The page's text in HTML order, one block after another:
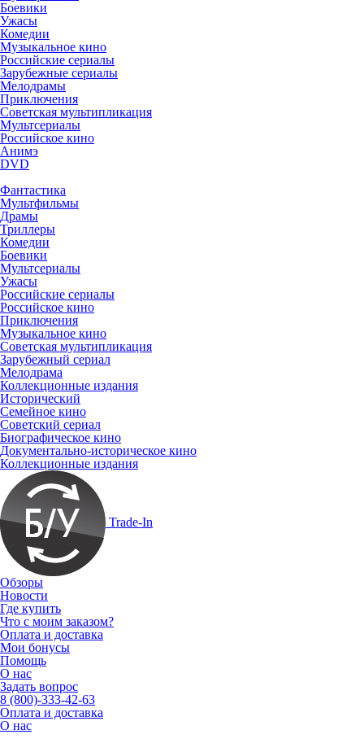
Боевики
Ужасы
Комедии
Музыкальное кино
Российские сериалы
Зарубежные сериалы
Мелодрамы
Приключения
Советская мультипликация
Мультсериалы
Российское кино
Анимэ
DVD
Фантастика
Мультфильмы
Драмы
Триллеры
Комедии
Боевики
Мультсериалы
Ужасы
Российские сериалы
Российское кино
Приключения
Музыкальное кино
Советская мультипликация
Зарубежный сериал
Мелодрама
Коллекционные издания
Исторический
Семейное кино
Советский сериал
Биографическое кино
Документально-историческое кино
Коллекционные издания
Trade-In
Обзоры
Новости
Где купить
Что с моим заказом?
Оплата и доставка
Мои бонусы
Помощь
О нас
Задать вопрос
8 (800)-333-42-63
Оплата и доставка
О нас